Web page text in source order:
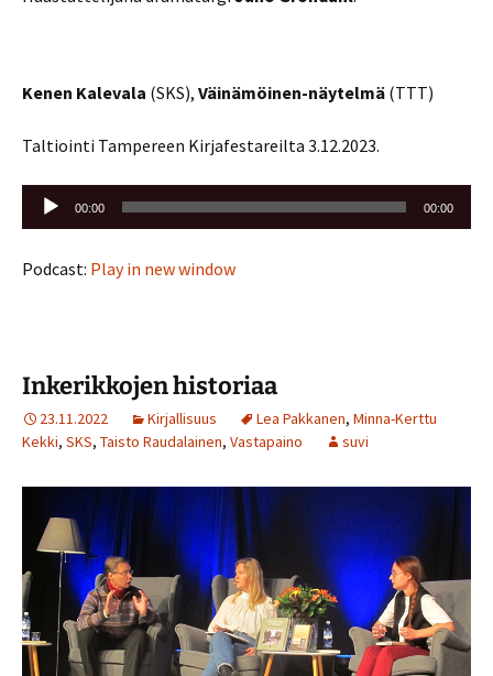
Kenen Kalevala (SKS), Väinämöinen-näytelmä (TTT)
Taltiointi Tampereen Kirjafestareilta 3.12.2023.
Äänitoistin
00:00 00:00
Podcast: Play in new window
Inkerikkojen historiaa
23.11.2022 Kirjallisuus Lea Pakkanen, Minna-Kerttu
Kekki, SKS, Taisto Raudalainen, Vastapaino suvi